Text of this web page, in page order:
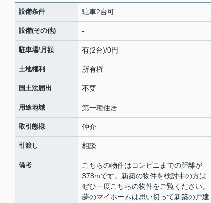
設備条件 駐車2台可
設備(その他) -
駐車場/月額 有(2台)/0円
土地権利 所有権
国土法届出 不要
用途地域 第一種住居
取引態様 仲介
引渡し 相談
備考
こちらの物件はコンビニまでの距離が
378mです。新築の物件を検討中の方は
ぜひ一度こちらの物件をご覧ください。
夢のマイホームは思い切って新築の戸建